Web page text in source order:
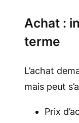
Achat :
terme
L’achat
mais peut
Prix